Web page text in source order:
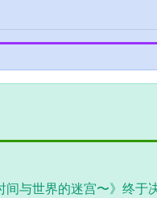
与世界的迷宫〜》终于